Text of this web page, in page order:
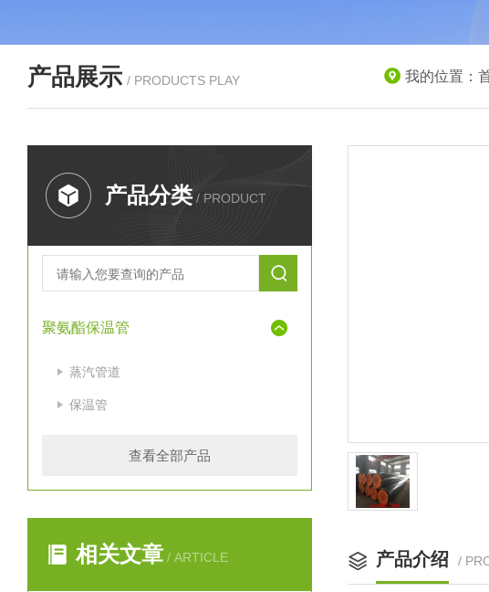
产品展示 / PRODUCTS PLAY 我的位置：
产品分类 / PRODUCT
聚氨酯保温管
蒸汽管道
保温管
查看全部产品
相关文章 / ARTICLE 产品介绍 /